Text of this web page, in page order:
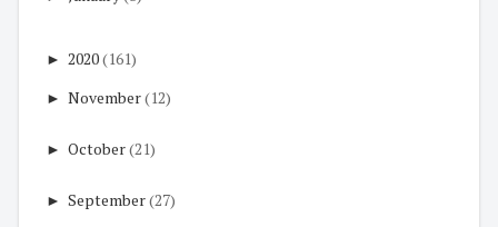
► 2020(161)
► November(12)
► October(21)
► September(27)